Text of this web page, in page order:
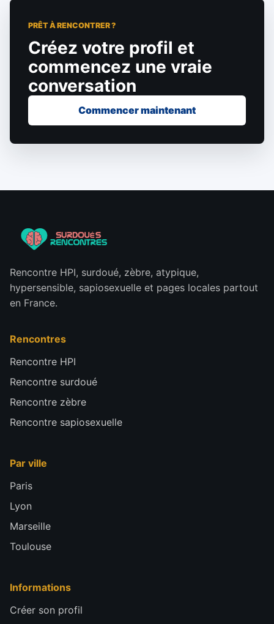
PRÊT À RENCONTRER ?
Créez votre profil et
commencez une vraie
conversation
Commencer maintenant
Rencontre HPI, surdoué, zèbre, atypique,
hypersensible, sapiosexuelle et pages locales partout
en France.
Rencontres
Rencontre HPI
Rencontre surdoué
Rencontre zèbre
Rencontre sapiosexuelle
Par ville
Paris
Lyon
Marseille
Toulouse
Informations
Créer son profil